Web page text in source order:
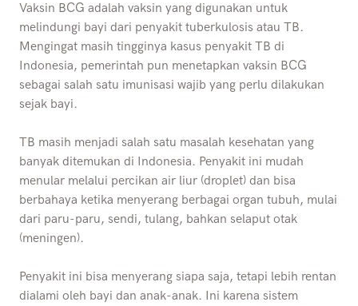
Vaksin BCG adalah vaksin yang digunakan untuk
melindungi bayi dari penyakit tuberkulosis atau TB.
Mengingat masih tingginya kasus penyakit TB di
Indonesia, pemerintah pun menetapkan vaksin BCG
sebagai salah satu imunisasi wajib yang perlu dilakukan
sejak bayi.
TB masih menjadi salah satu masalah kesehatan yang
banyak ditemukan di Indonesia. Penyakit ini mudah
menular melalui percikan air liur (droplet) dan bisa
berbahaya ketika menyerang berbagai organ tubuh, mulai
dari paru-paru, sendi, tulang, bahkan selaput otak
(meningen).
Penyakit ini bisa menyerang siapa saja, tetapi lebih rentan
dialami oleh bayi dan anak-anak. Ini karena sistem